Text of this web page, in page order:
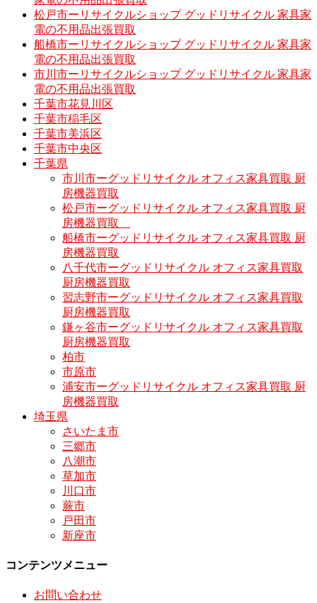
松戸市ーリサイクルショップ グッドリサイクル 家具家
電の不用品出張買取
船橋市ーリサイクルショップ グッドリサイクル 家具家
電の不用品出張買取
市川市ーリサイクルショップ グッドリサイクル 家具家
電の不用品出張買取
千葉市花見川区
千葉市稲毛区
千葉市美浜区
千葉市中央区
千葉県
市川市ーグッドリサイクル オフィス家具買取 厨
房機器買取
松戸市ーグッドリサイクル オフィス家具買取 厨
房機器買取
船橋市ーグッドリサイクル オフィス家具買取 厨
房機器買取
八千代市ーグッドリサイクル オフィス家具買取
厨房機器買取
習志野市ーグッドリサイクル オフィス家具買取
厨房機器買取
鎌ヶ谷市ーグッドリサイクル オフィス家具買取
厨房機器買取
柏市
市原市
浦安市ーグッドリサイクル オフィス家具買取 厨
房機器買取
埼玉県
さいたま市
三郷市
八潮市
草加市
川口市
蕨市
戸田市
新座市
コンテンツメニュー
お問い合わせ